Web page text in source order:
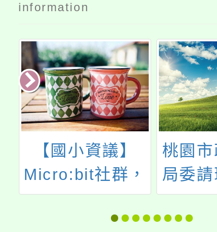
information
【國小資議】
Micro:bit社群，
敬邀本校授課教
師踴躍參加
桃園
局委
辦理
112學